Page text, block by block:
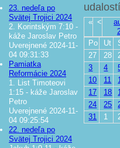
23. nedeľa po
Svätej Trojici 2024
2. Korintským 7:10 -
káže Jaroslav Petro
Uverejnené 2024-11-
04 09:31:33
Pamiatka
Reformácie 2024
1. List Timoteovi
1:15 - káže Jaroslav
Petro
Uverejnené 2024-11-
04 09:25:54
22. nedeľa po
Svätej Trojici 2024
udalostí
« <
Po Ut
27
28
3
4
10
11
17
18
24
25
31
1